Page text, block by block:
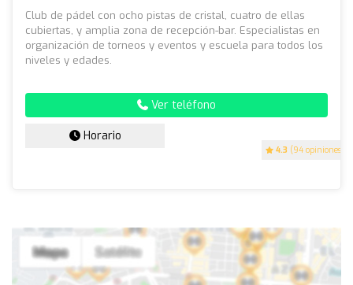
4.3 (94 opiniones)
Club de pádel con ocho pistas de cristal, cuatro de ellas
cubiertas, y amplia zona de recepción-bar. Especialistas en
organización de torneos y eventos y escuela para todos los
niveles y edades.
Ver teléfono
Horario